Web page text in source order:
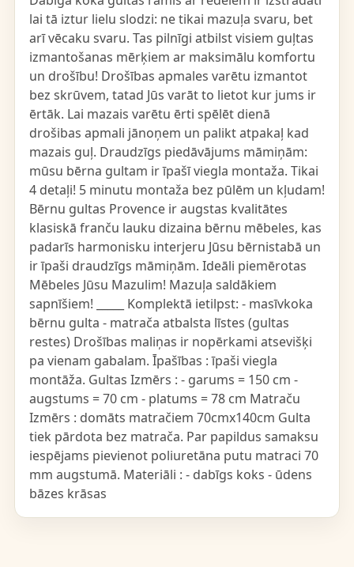
lai tā iztur lielu slodzi: ne tikai mazuļa svaru, bet
arī vēcaku svaru. Tas pilnīgi atbilst visiem guļtas
izmantošanas mērķiem ar maksimālu komfortu
un drošību! Drošības apmales varētu izmantot
bez skrūvem, tatad Jūs varāt to lietot kur jums ir
ērtāk. Lai mazais varētu ērti spēlēt dienā
drošibas apmali jānoņem un palikt atpakaļ kad
mazais guļ. Draudzīgs piedāvājums māmiņām:
mūsu bērna gultam ir īpašī viegla montaža. Tikai
4 detaļi! 5 minutu montaža bez pūlēm un kļudam!
Bērnu gultas Provence ir augstas kvalitātes
klasiskā franču lauku dizaina bērnu mēbeles, kas
padarīs harmonisku interjeru Jūsu bērnistabā un
ir īpaši draudzīgs māmiņām. Ideāli piemērotas
Mēbeles Jūsu Mazulim! Mazuļa saldākiem
sapnīšiem! _____ Komplektā ietilpst: - masīvkoka
bērnu gulta - matrača atbalsta līstes (gultas
restes) Drošības maliņas ir nopērkami atsevišķi
pa vienam gabalam. Īpašības : īpaši viegla
montāža. Gultas Izmērs : - garums = 150 cm -
augstums = 70 cm - platums = 78 cm Matraču
Izmērs : domāts matračiem 70cmx140cm Gulta
tiek pārdota bez matrača. Par papildus samaksu
iespējams pievienot poliuretāna putu matraci 70
mm augstumā. Materiāli : - dabīgs koks - ūdens
bāzes krāsas